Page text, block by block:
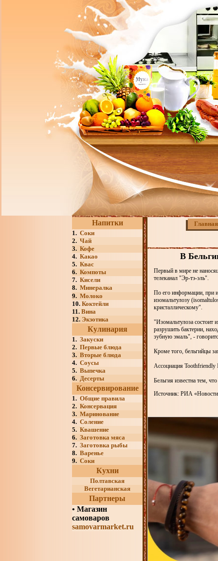
Напитки
1. Соки
2. Чай
3. Кофе
4. Какао
5. Квас
6. Компоты
7. Кисели
8. Минералка
9. Молоко
10. Коктейли
11. Вина
12. Экзотика
Кулинария
1. Закуски
2. Первые блюда
3. Вторые блюда
4. Соусы
5. Выпечка
6. Десерты
Консервирование
1. Общие правила
2. Консервация
3. Маринование
4. Соление
5. Квашение
6. Заготовка мяса
7. Заготовка рыбы
8. Варенье
9. Соки
Кухни
Полтавская
Вегетарианская
Партнеры
• Магазин
самоваров
samovarmarket.ru
Главная
В
Первый в мире не
телеканал "Эр-тэ-эль".
По его информации, при
изомальтулозу
кристаллическому".
"Изомальтулоза состоит
разрушить бактерии,
зубную эмаль", -
Кроме того, бельгийцы
Ассоциация Toothfriendly
Бельгия известна тем,
Источник: РИА